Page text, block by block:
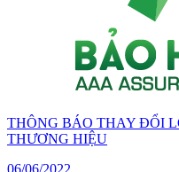
THÔNG BÁO THAY ĐỔI
THƯƠNG HIỆU
06/06/2022